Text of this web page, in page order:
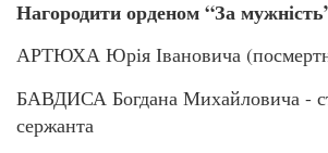
Нагородити орденом “За
АРТЮХА Юрія Івановича
БАВДИСА Богдана Михайловича -
сержанта